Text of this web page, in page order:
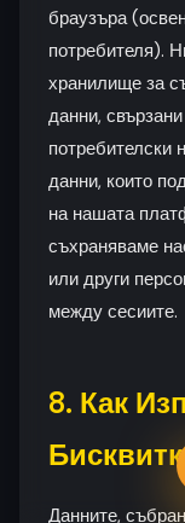
браузъра
потребителя).
хранилище за
данни,
потребителски
данни, които
на нашата
съхраняваме
или други
между сесиите.
8. Как
Данните,